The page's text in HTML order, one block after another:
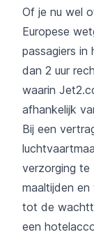
Of je nu wel
Europese
passagiers in
dan 2 uur
waarin
afhankelijk
Bij een
verzorging te
maaltijden
tot de
een